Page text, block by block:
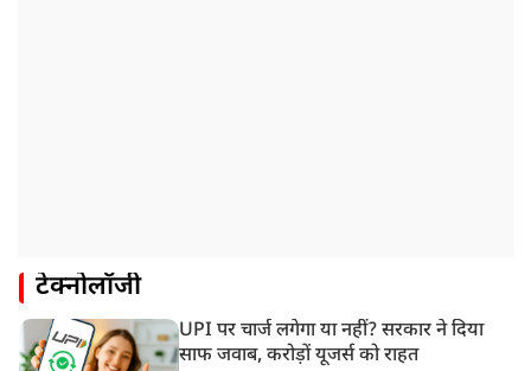
टेक्नोलॉजी
UPI पर चार्ज लगेगा या नहीं? सरकार ने दिया
साफ जवाब, करोड़ों यूजर्स को राहत